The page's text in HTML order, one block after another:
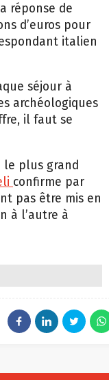
réponse de
d’euros pour
italien
séjour à
archéologiques
il faut se
le plus grand
confirme par
pas être mis en
à l’autre à